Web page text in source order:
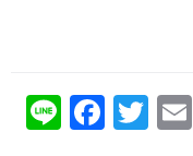
Li F
T